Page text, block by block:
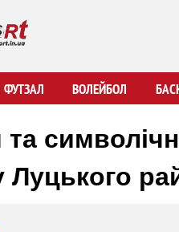
ФУТЗАЛ ВОЛЕЙБОЛ
та
Луцького